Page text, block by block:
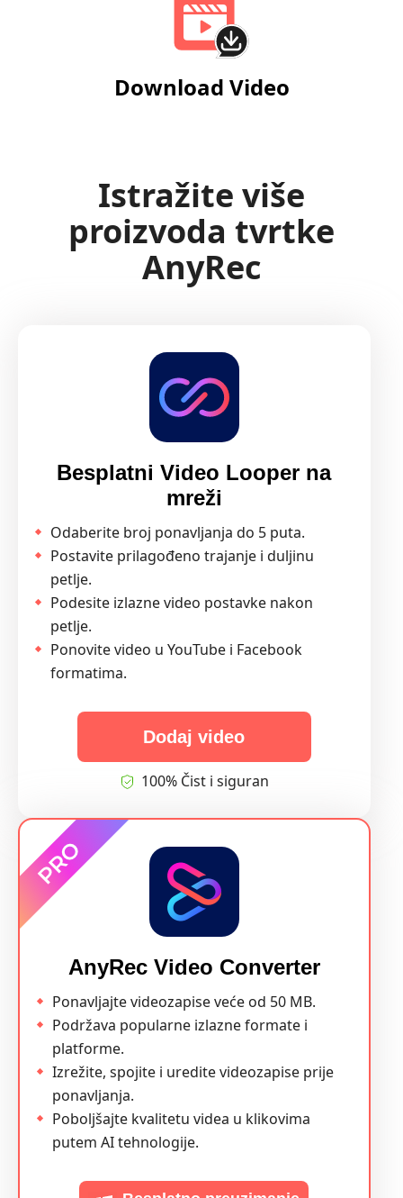
Download Video
Istražite više
proizvoda tvrtke
AnyRec
Besplatni Video Looper na
mreži
Odaberite broj ponavljanja do 5 puta.
Postavite prilagođeno trajanje i duljinu
petlje.
Podesite izlazne video postavke nakon
petlje.
Ponovite video u YouTube i Facebook
formatima.
Dodaj video
100% Čist i siguran
AnyRec Video Converter
Ponavljajte videozapise veće od 50 MB.
Podržava popularne izlazne formate i
platforme.
Izrežite, spojite i uredite videozapise prije
ponavljanja.
Poboljšajte kvalitetu videa u klikovima
putem AI tehnologije.